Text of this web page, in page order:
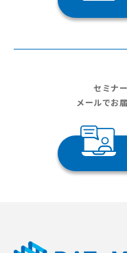
セミナ
メールでお